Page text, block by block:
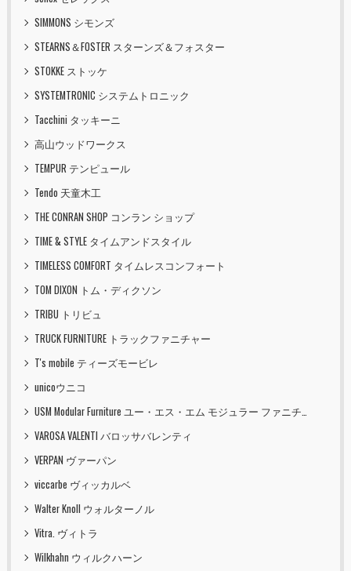
SIMMONS シモンズ
STEARNS＆FOSTER スターンズ＆フォスター
STOKKE ストッケ
SYSTEMTRONIC システムトロニック
Tacchini タッキーニ
高山ウッドワークス
TEMPUR テンピュール
Tendo 天童木工
THE CONRAN SHOP コンラン ショップ
TIME & STYLE タイムアンドスタイル
TIMELESS COMFORT タイムレスコンフォート
TOM DIXON トム・ディクソン
TRIBU トリビュ
TRUCK FURNITURE トラックファニチャー
T's mobile ティーズモービレ
unicoウニコ
USM Modular Furniture ユー・エス・エム モジュラー ファニチャー
VAROSA VALENTI バロッサバレンティ
VERPAN ヴァーパン
viccarbe ヴィッカルベ
Walter Knoll ウォルターノル
Vitra. ヴィトラ
Wilkhahn ウィルクハーン